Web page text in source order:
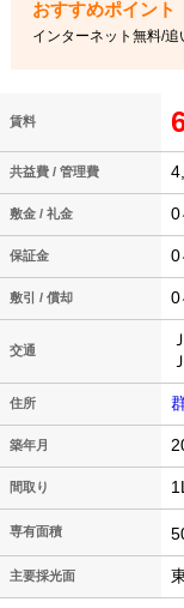
インターネット無料/
賃料
共益費 / 管理費
敷金 / 礼金 0
保証金 0
敷引 / 償却 0
交通
住所
築年月
間取り
専有面積
主要採光面